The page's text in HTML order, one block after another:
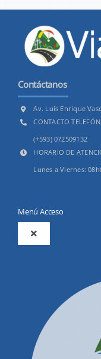
Contáctanos
Av. Luis Enrique
CONTACTO
(+593) 072509132
HORARIO DE
Lunes a Viernes:
Menú Acceso
Toggle
Productos y Servicios
Convocatorias